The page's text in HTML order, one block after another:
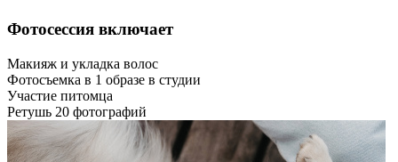
Фотосессия включает
Макияж и укладка волос
Фотосъемка в 1 образе в студии
Участие питомца
Ретушь 20 фотографий